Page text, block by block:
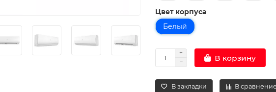
Цвет корпуса
Белый
В корзину
В закладки В сравнение